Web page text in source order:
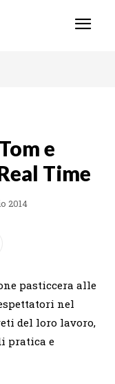
e
Time
2014
pasticcera alle
nel
del loro lavoro,
pratica e